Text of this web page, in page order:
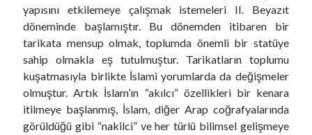
yapısını etkilemeye çalışmak istemeleri II. Beyazıt
döneminde başlamıştır. Bu dönemden itibaren bir
tarikata mensup olmak, toplumda önemli bir statüye
sahip olmakla eş tutulmuştur. Tarikatların toplumu
kuşatmasıyla birlikte İslami yorumlarda da değişmeler
olmuştur. Artık İslam’ın “akılcı” özellikleri bir kenara
itilmeye başlanmış, İslam, diğer Arap coğrafyalarında
görüldüğü gibi “nakilci” ve her türlü bilimsel gelişmeye